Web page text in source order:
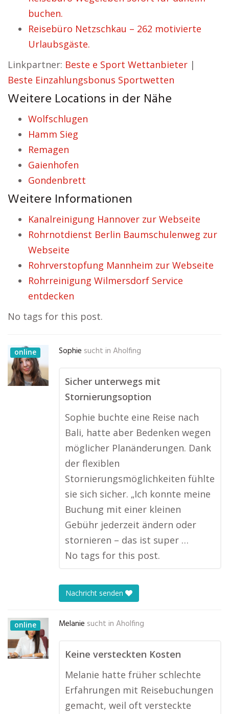
buchen.
Reisebüro Netzschkau – 262 motivierte
Urlaubsgäste.
Linkpartner: Beste e Sport Wettanbieter |
Beste Einzahlungsbonus Sportwetten
Weitere Locations in der Nähe
Wolfschlugen
Hamm Sieg
Remagen
Gaienhofen
Gondenbrett
Weitere Informationen
Kanalreinigung Hannover zur Webseite
Rohrnotdienst Berlin Baumschulenweg zur
Webseite
Rohrverstopfung Mannheim zur Webseite
Rohrreinigung Wilmersdorf Service
entdecken
No tags for this post.
online Sophie sucht in Aholfing
Sicher unterwegs mit
Stornierungsoption
Sophie buchte eine Reise nach
Bali, hatte aber Bedenken wegen
möglicher Planänderungen. Dank
der flexiblen
Stornierungsmöglichkeiten fühlte
sie sich sicher. „Ich konnte meine
Buchung mit einer kleinen
Gebühr jederzeit ändern oder
stornieren – das ist super …
No tags for this post.
Nachricht senden
online Melanie sucht in Aholfing
Keine versteckten Kosten
Melanie hatte früher schlechte
Erfahrungen mit Reisebuchungen
gemacht, weil oft versteckte